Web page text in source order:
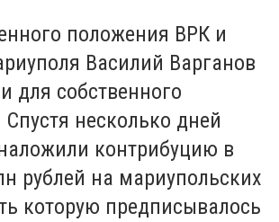
положения ВРК и
Василий Варганов
для собственного
несколько дней
контрибуцию в
рублей на мариупольских
которую предписывалось